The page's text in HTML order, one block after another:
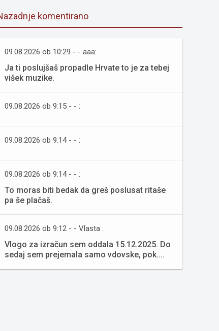
komentirano
09.08.2026 ob 10:29 - - aaa:
Ja ti poslujšaš propadle Hrvate to je za tebej
višek muzike.
09.08.2026 ob 9:15 - - :
09.08.2026 ob 9:14 - - :
09.08.2026 ob 9:14 - - :
To moras biti bedak da greš poslusat ritaše
pa še plačaš.
09.08.2026 ob 9:12 - - Vlasta :
Vlogo za izračun sem oddala 15.12.2025. Do
sedaj sem prejemala samo vdovske, pok....